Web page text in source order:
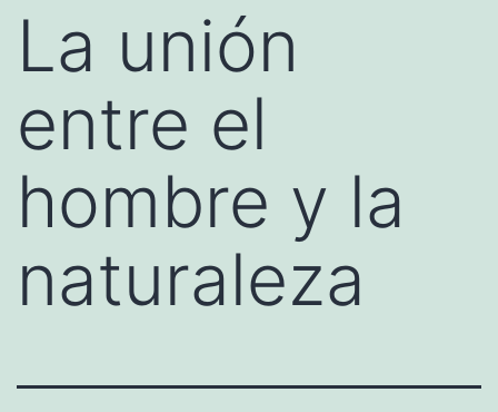
La unión
entre el
hombre y la
naturaleza